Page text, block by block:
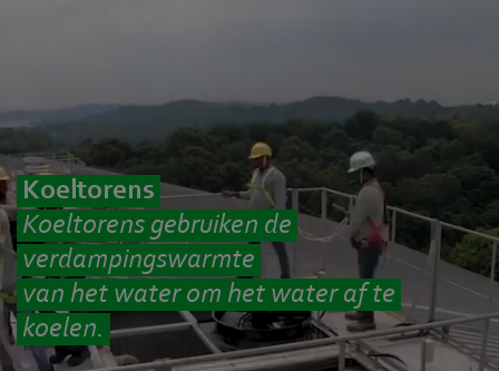
Koeltorens
Koeltorens gebruiken de
verdampingswarmte
van het water om het water af te
koelen.